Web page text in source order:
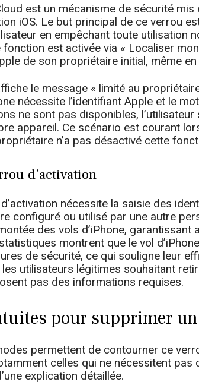
est un mécanisme de sécurité
iOS. Le but principal de ce verrou
en empêchant toute utilisation
est activée via « Localiser
de son propriétaire initial, même
le message « limité au
nécessite l’identifiant Apple et le
ne sont pas disponibles,
appareil. Ce scénario est courant
n’a pas désactivé cette
d’activation
nécessite la saisie des
configuré ou utilisé par une autre
des vols d’iPhone, garantissant
montrent que le vol
de sécurité, ce qui souligne leur
utilisateurs légitimes souhaitant
pas des informations requises.
pour supprimer
permettent de contourner ce
celles qui ne nécessitent pas
explication détaillée.